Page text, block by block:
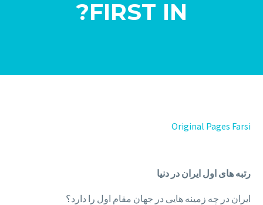
Eng
FIRST IN?
Original Pages Farsi
رتبه های اول ایران در دنیا
ایران در چه زمینه هایی در جهان مقام اول را دارد؟